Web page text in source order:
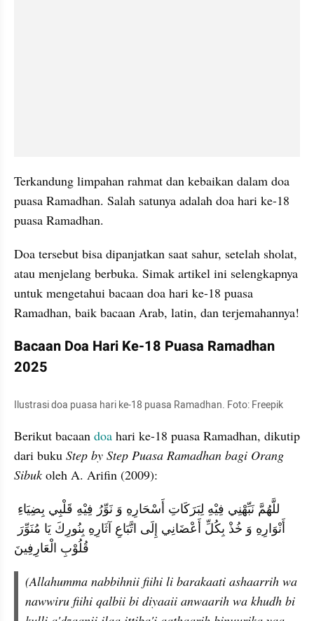
Terkandung limpahan rahmat dan kebaikan dalam doa
puasa Ramadhan. Salah satunya adalah doa hari ke-18
puasa Ramadhan.
Doa tersebut bisa dipanjatkan saat sahur, setelah sholat,
atau menjelang berbuka. Simak artikel ini selengkapnya
untuk mengetahui bacaan doa hari ke-18 puasa
Bacaan Doa Hari Ke-18 Puasa Ramadhan
2025
Ilustrasi doa puasa hari ke-18 puasa Ramadhan. Foto: Freepik
Berikut bacaan doa hari ke-18 puasa Ramadhan, dikutip
dari buku Step by Step Puasa Ramadhan bagi Orang
Sibuk oleh A. Arifin (2009):
قُلُوْبِ الْعَارِفِينَ
(Allahumma nabbihnii fiihi li barakaati ashaarrih wa
nawwiru fiihi qalbii bi diyaaii anwaarih wa khudh bi